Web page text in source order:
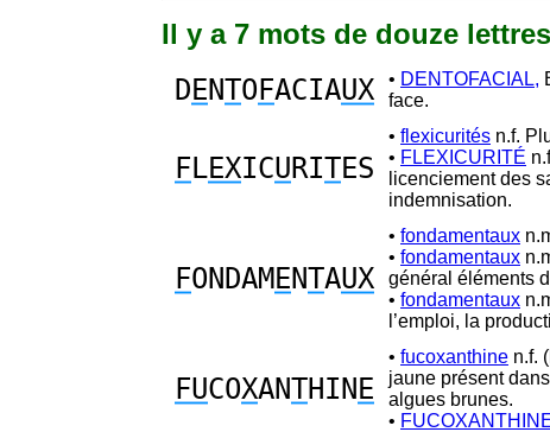
Il y a 7 mots de douze
DENTO FACIAUX • DENTOFACIAL,
face.
F LEXICURITES
• flexicurités n.f.
• FLEXICURITÉ
licenciement des
indemnisation.
FONDAM ENTAUX
• fondamentaux
• fondamentaux
général éléments
• fondamentaux
l’emploi, la
FUCOXANTHIN E
• fucoxanthine n.f.
jaune présent
algues brunes.
•